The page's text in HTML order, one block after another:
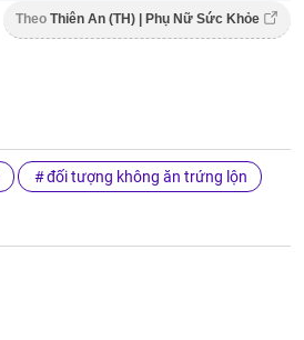
Theo Thiên An (TH) | Phụ Nữ Sức Khỏe
đối tượng không ăn trứng lộn